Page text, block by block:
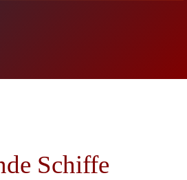
Schiffe